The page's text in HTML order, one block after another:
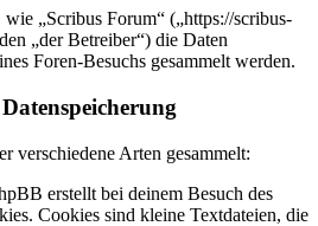
„Scribus Forum“ („https://scribus-
„der Betreiber“) die Daten
Foren-Besuchs gesammelt werden.
verschiedene Arten gesammelt:
erstellt bei deinem Besuch des
Cookies sind kleine Textdateien, die